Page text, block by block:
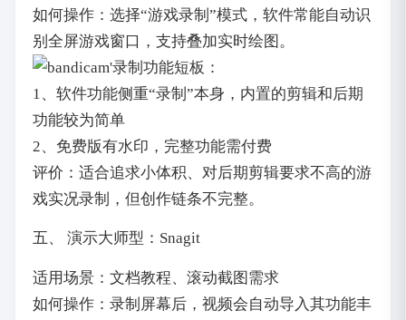
如何操作：选择“游戏录制”模式，软件常能自动识
别全屏游戏窗口，支持叠加实时绘图。
功能短板：
1、软件功能侧重“录制”本身，内置的剪辑和后期
功能较为简单
2、免费版有水印，完整功能需付费
评价：适合追求小体积、对后期剪辑要求不高的游
戏实况录制，但创作链条不完整。
五、 演示大师型：Snagit
适用场景：文档教程、滚动截图需求
如何操作：录制屏幕后，视频会自动导入其功能丰